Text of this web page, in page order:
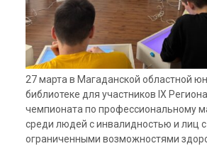
27 марта в Магаданской областной
библиотеке для участников IX
чемпионата по профессиональному
среди людей с инвалидностью и лиц с
ограниченными возможностями